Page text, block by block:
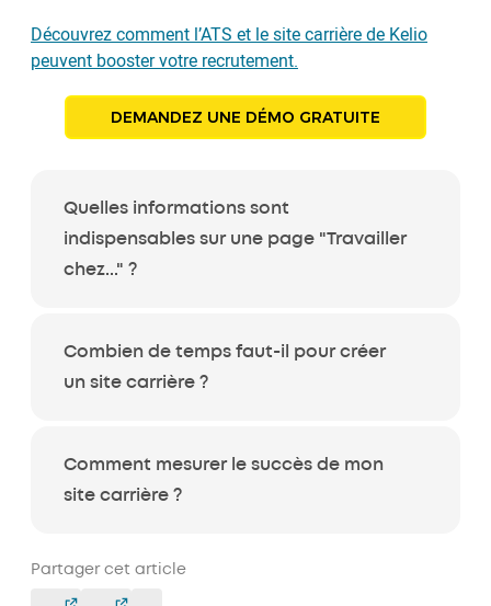
Découvrez comment l’ATS et le site carrière de Kelio
peuvent booster votre recrutement.
DEMANDEZ UNE DÉMO GRATUITE
Quelles informations sont
indispensables sur une page "Travailler
chez..." ?
Combien de temps faut-il pour créer
un site carrière ?
Comment mesurer le succès de mon
site carrière ?
Partager cet article